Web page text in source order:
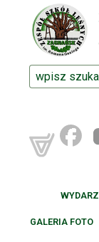
GALERIA FOTO